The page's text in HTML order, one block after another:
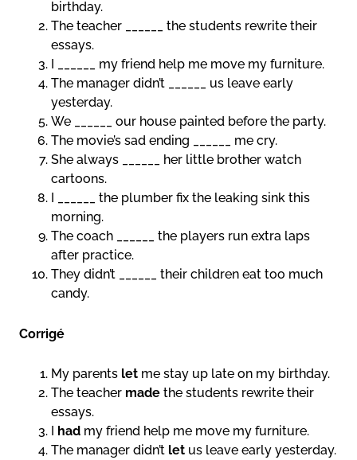
birthday.
The teacher ______ the students rewrite their
essays.
I ______ my friend help me move my furniture.
The manager didn’t ______ us leave early
yesterday.
We ______ our house painted before the party.
The movie’s sad ending ______ me cry.
She always ______ her little brother watch
cartoons.
I ______ the plumber fix the leaking sink this
morning.
The coach ______ the players run extra laps
after practice.
They didn’t ______ their children eat too much
candy.
Corrigé
My parents let me stay up late on my birthday.
The teacher made the students rewrite their
essays.
I had my friend help me move my furniture.
The manager didn’t let us leave early yesterday.